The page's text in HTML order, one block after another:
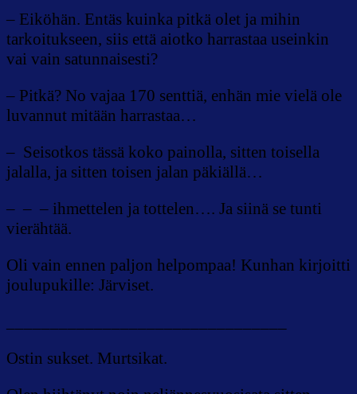
– Eiköhän. Entäs kuinka pitkä olet ja mihin
tarkoitukseen, siis että aiotko harrastaa useinkin
vai vain satunnaisesti?
– Pitkä? No vajaa 170 senttiä, enhän mie vielä ole
luvannut mitään harrastaa…
– Seisotkos tässä koko painolla, sitten toisella
jalalla, ja sitten toisen jalan päkiällä…
– – – ihmettelen ja tottelen…. Ja siinä se tunti
vierähtää.
Oli vain ennen paljon helpompaa! Kunhan kirjoitti
joulupukille: Järviset.
Ostin sukset. Murtsikat.